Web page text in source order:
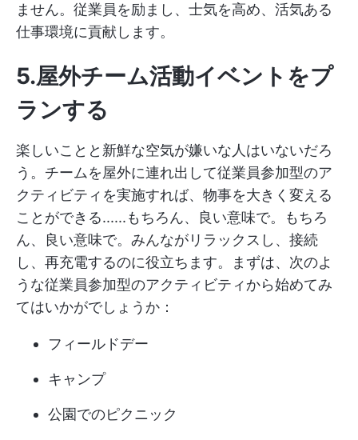
ません。従業員を励まし、士気を高め、活気ある
仕事環境に貢献します。
5.屋外チーム活動イベントをプ
ランする
楽しいことと新鮮な空気が嫌いな人はいないだろ
う。チームを屋外に連れ出して従業員参加型のア
クティビティを実施すれば、物事を大きく変える
ことができる......もちろん、良い意味で。もちろ
ん、良い意味で。みんながリラックスし、接続
し、再充電するのに役立ちます。まずは、次のよ
うな従業員参加型のアクティビティから始めてみ
てはいかがでしょうか：
フィールドデー
キャンプ
公園でのピクニック